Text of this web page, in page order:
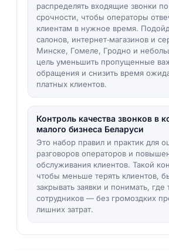
распределять входящие звонки
срочности, чтобы операторы
клиентам в нужное время.
салонов, интернет‑магазинов и
Минске, Гомеле, Гродно и
цель уменьшить пропущенные
обращения и снизить время
платных клиентов.
Контроль качества звонков в
малого бизнеса Беларуси
Это набор правил и практик для
разговоров операторов и
обслуживания клиентов. Такой
чтобы меньше терять клиентов,
закрывать заявки и понимать, где
сотрудников — без громоздких
лишних затрат.